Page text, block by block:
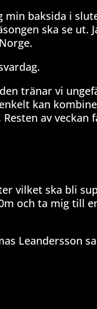
min baksida i
ska se ut.
tränar vi
kan
av
vilket ska bli
och ta mig till
Leandersson